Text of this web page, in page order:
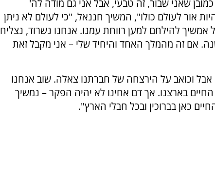
שאני שבור, זה טבעי, אבל אני גם מודה לה'
אור לעולם כולו", המשיך חננאל, "כי לעולם לא ניתן
אמשיך להילחם למען רווחת עמנו. אנחנו נשרוד, נצליח
אם זה מהמלך האחד והיחיד שלי – אני מקבל זאת
אבל וכואב על הירצחה של חברתנו צאלה. שוב אנחנו
בארצנו. אך דם אחינו לא יהיה הפקר – נמשיך
כאן בברוכין ובכל חבלי הארץ".